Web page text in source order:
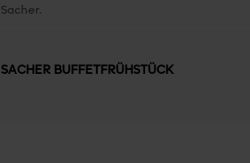
Sacher.
SACHER BUFFETFRÜHSTÜCK